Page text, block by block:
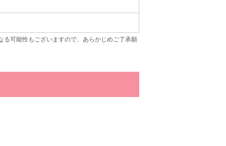
可能性もございますので、あらかじめご了承願